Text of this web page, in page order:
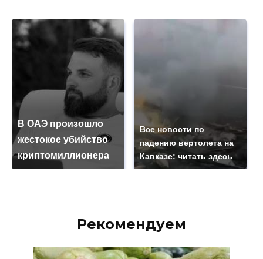
В ОАЭ произошло
жестокое убийство
криптомиллионера
Все новости по
падению вертолета на
Кавказе: читать здесь
Рекомендуем